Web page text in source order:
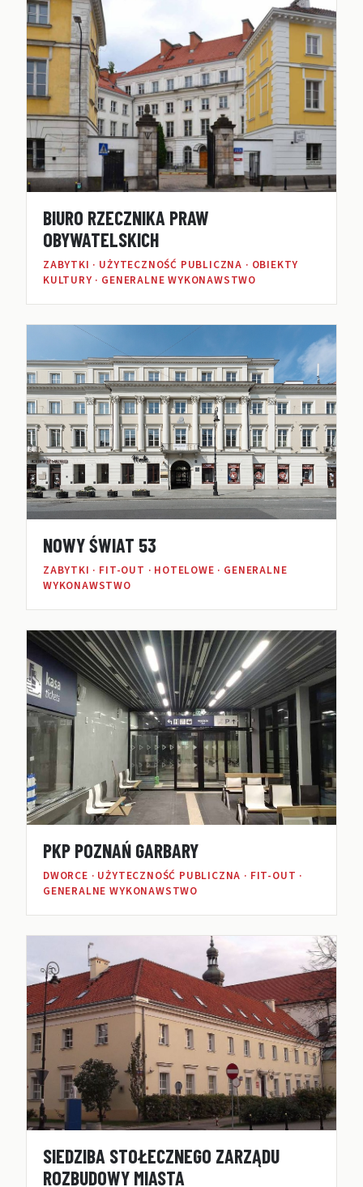
BIURO RZECZNIKA PRAW
OBYWATELSKICH
ZABYTKI · UŻYTECZNOŚĆ PUBLICZNA · OBIEKTY
KULTURY · GENERALNE WYKONAWSTWO
NOWY ŚWIAT 53
ZABYTKI · FIT-OUT · HOTELOWE · GENERALNE
WYKONAWSTWO
PKP POZNAŃ GARBARY
DWORCE · UŻYTECZNOŚĆ PUBLICZNA · FIT-OUT ·
GENERALNE WYKONAWSTWO
SIEDZIBA STOŁECZNEGO ZARZĄDU
ROZBUDOWY MIASTA